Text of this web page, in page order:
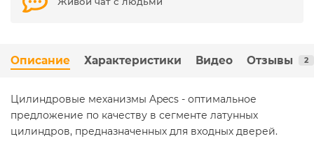
Описание Характеристики Видео Отзывы 2
Цилиндровые механизмы Apecs - оптимальное
предложение по качеству в сегменте латунных
цилиндров, предназначенных для входных дверей.